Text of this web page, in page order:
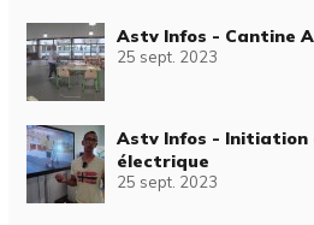
Astv Infos - Cantine
25 sept. 2023
Astv Infos -
électrique
25 sept. 2023